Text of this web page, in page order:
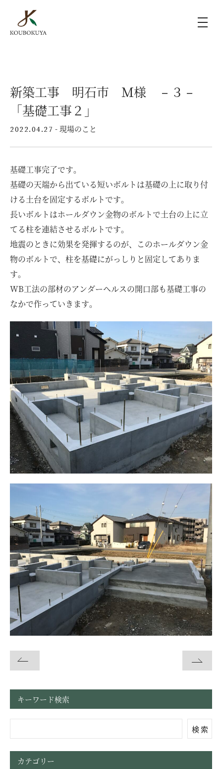
施工事例
ラインナップ
香木家通信
お客様の声
ムービー
リノベーション
ペレットストーブ
よくある質問
会社情報
イベント ニュース 採用情報
お問い合わせ・資料請求
新築工事 明石市 Ｍ様 －３－
「基礎工事２」
2022.04.27 - 現場のこと
基礎工事完了です。
基礎の天端から出ている短いボルトは基礎の上に取り付
ける土台を固定するボルトです。
長いボルトはホールダウン金物のボルトで土台の上に立
てる柱を連結させるボルトです。
地震のときに効果を発揮するのが、このホールダウン金
物のボルトで、柱を基礎にがっしりと固定してありま
す。
WB工法の部材のアンダーヘルスの開口部も基礎工事の
なかで作っていきます。
キーワード検索
検 索
カテゴリー